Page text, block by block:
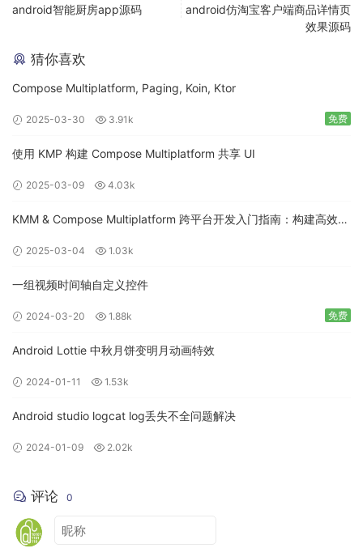
android智能厨房app源码
android仿淘宝客户端商品详情页
效果源码
猜你喜欢
Compose Multiplatform, Paging, Koin, Ktor
2025-03-30 3.91k 免费
使用 KMP 构建 Compose Multiplatform 共享 UI
2025-03-09 4.03k
KMM & Compose Multiplatform 跨平台开发入门指南：构建高效的
2025-03-04 1.03k
一组视频时间轴自定义控件
2024-03-20 1.88k 免费
Android Lottie 中秋月饼变明月动画特效
2024-01-11 1.53k
Android studio logcat log丢失不全问题解决
2024-01-09 2.02k
评论 0